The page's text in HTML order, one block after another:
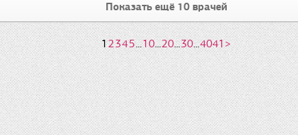
Показать ещё 10 врачей
12345...10...20...30...4041>